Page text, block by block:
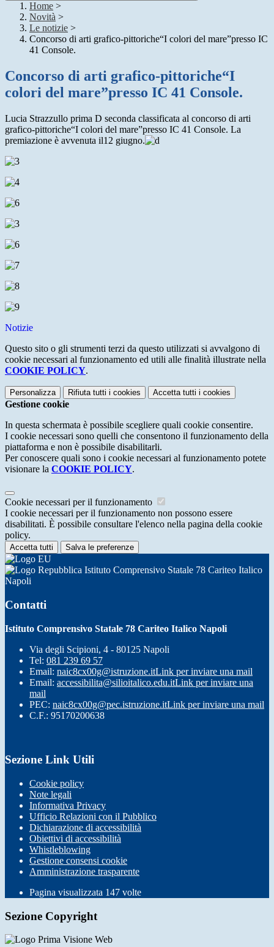
Home >
Novità >
Le notizie >
Concorso di arti grafico-pittoriche“I colori del mare”presso IC
41 Console.
Concorso di arti grafico-pittoriche“I
colori del mare”presso IC 41 Console.
Lucia Strazzullo prima D seconda classificata al concorso di arti
grafico-pittoriche“I colori del mare”presso IC 41 Console. La
premiazione è avvenuta il12 giugno.
Notizie
Questo sito o gli strumenti terzi da questo utilizzati si avvalgono di
cookie necessari al funzionamento ed utili alle finalità illustrate nella
COOKIE POLICY.
Personalizza Rifiuta tutti i cookies Accetta tutti i cookies
Gestione cookie
In questa schermata è possibile scegliere quali cookie consentire.
I cookie necessari sono quelli che consentono il funzionamento della
piattaforma e non è possibile disabilitarli.
Per conoscere quali sono i cookie necessari al funzionamento potete
visionare la COOKIE POLICY.
Cookie necessari per il funzionamento
I cookie necessari per il funzionamento non possono essere
disabilitati. È possibile consultare l'elenco nella pagina della cookie
policy.
Accetta tutti Salva le preferenze
Istituto Comprensivo Statale 78 Cariteo Italico
Napoli
Contatti
Istituto Comprensivo Statale 78 Cariteo Italico Napoli
Via degli Scipioni, 4 - 80125 Napoli
Tel: 081 239 69 57
Email: naic8cx00g@istruzione.itLink per inviare una mail
Email: accessibilita@silioitalico.edu.itLink per inviare una
mail
PEC: naic8cx00g@pec.istruzione.itLink per inviare una mail
C.F.: 95170200638
Sezione Link Utili
Cookie policy
Note legali
Informativa Privacy
Ufficio Relazioni con il Pubblico
Dichiarazione di accessibilità
Obiettivi di accessibilità
Whistleblowing
Gestione consensi cookie
Amministrazione trasparente
Pagina visualizzata 147 volte
Sezione Copyright